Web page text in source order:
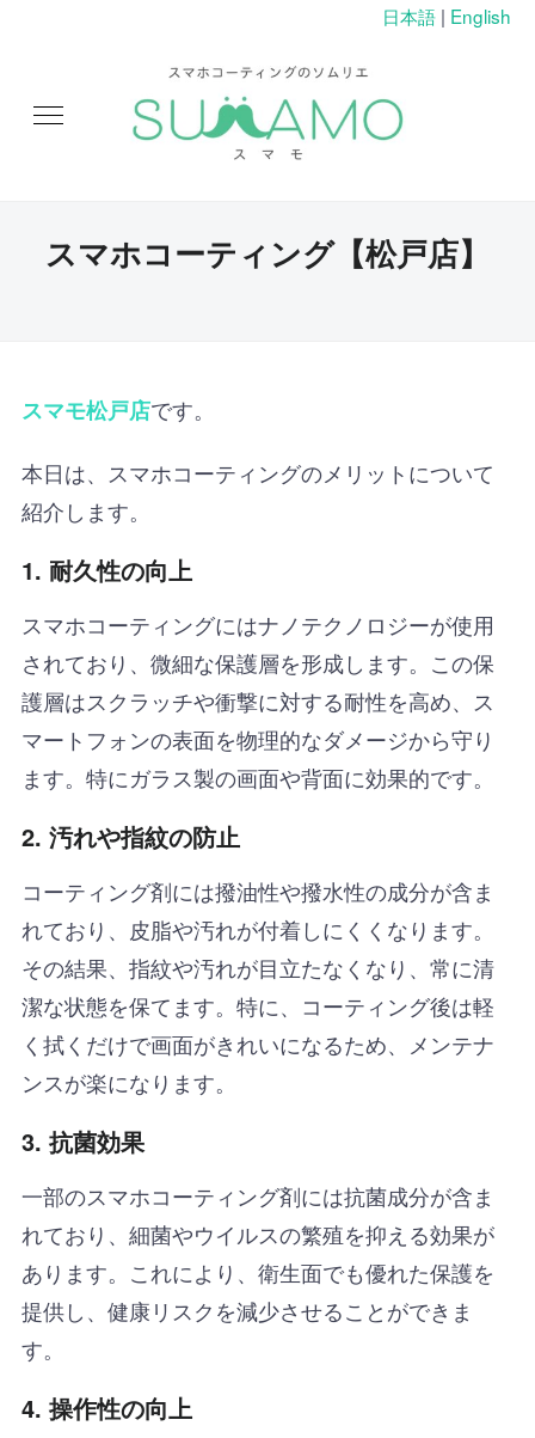
日本語 | English
スマホコーティング【松戸店】
スマモ松戸店です。
本日は、スマホコーティングのメリットについて
紹介します。
1. 耐久性の向上
スマホコーティングにはナノテクノロジーが使用
されており、微細な保護層を形成します。この保
護層はスクラッチや衝撃に対する耐性を高め、ス
マートフォンの表面を物理的なダメージから守り
ます。特にガラス製の画面や背面に効果的です。
2. 汚れや指紋の防止
コーティング剤には撥油性や撥水性の成分が含ま
れており、皮脂や汚れが付着しにくくなります。
その結果、指紋や汚れが目立たなくなり、常に清
潔な状態を保てます。特に、コーティング後は軽
く拭くだけで画面がきれいになるため、メンテナ
ンスが楽になります。
3. 抗菌効果
一部のスマホコーティング剤には抗菌成分が含ま
れており、細菌やウイルスの繁殖を抑える効果が
あります。これにより、衛生面でも優れた保護を
提供し、健康リスクを減少させることができま
す。
4. 操作性の向上